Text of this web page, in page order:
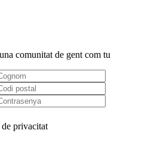
comunitat de gent com tu
privacitat